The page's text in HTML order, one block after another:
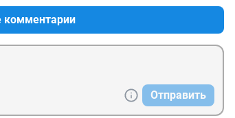
комментарии
Отправить